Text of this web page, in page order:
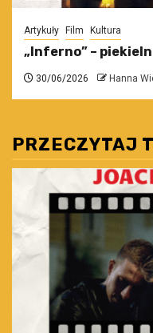
Artykuły Film Kultura
„Inferno” –
30/06/2026 Hanna
PRZECZYTAJ